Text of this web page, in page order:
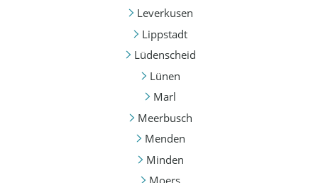
Leverkusen
Lippstadt
Lüdenscheid
Lünen
Marl
Meerbusch
Menden
Minden